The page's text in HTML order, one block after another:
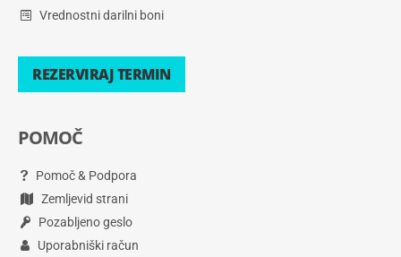
Vrednostni darilni boni
REZERVIRAJ TERMIN
POMOČ
Pomoč & Podpora
Zemljevid strani
Pozabljeno geslo
Uporabniški račun